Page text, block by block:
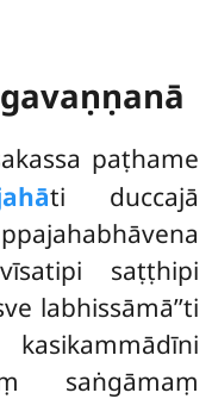
paṭhame
ti duccajā
saṭṭhipi
labhissāmā’’ti
saṅgāmaṃ